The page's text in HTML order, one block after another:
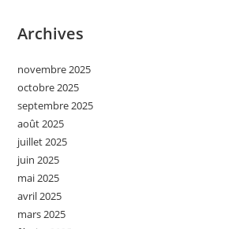
Archives
novembre 2025
octobre 2025
septembre 2025
août 2025
juillet 2025
juin 2025
mai 2025
avril 2025
mars 2025